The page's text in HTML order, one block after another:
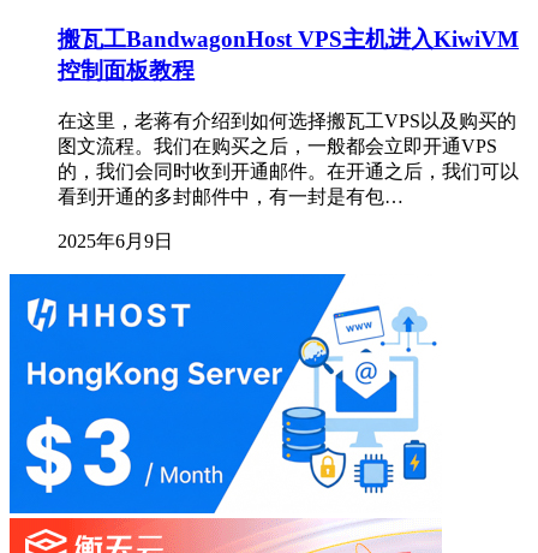
搬瓦工BandwagonHost VPS主机进入KiwiVM
控制面板教程
在这里，老蒋有介绍到如何选择搬瓦工VPS以及购买的
图文流程。我们在购买之后，一般都会立即开通VPS
的，我们会同时收到开通邮件。在开通之后，我们可以
看到开通的多封邮件中，有一封是有包…
2025年6月9日